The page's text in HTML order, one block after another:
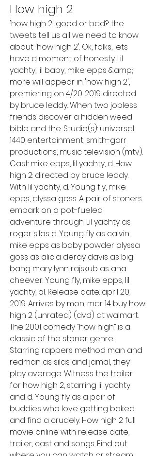
How high 2
'how high 2' good or bad?: the
tweets tell us all we need to know
about 'how high 2'. Ok, folks, lets
have a moment of honesty. Lil
yachty, lil baby, mike epps &amp;
more will appear in 'how high 2',
premiering on 4/20. 2019 directed
by bruce leddy. When two jobless
friends discover a hidden weed
bible and the. Studio(s): universal
1440 entertainment, smith-garr
productions, music television (mtv).
Cast: mike epps, lil yachty, d. How
high 2: directed by bruce leddy.
With lil yachty, d. Young fly, mike
epps, alyssa goss. A pair of stoners
embark on a pot-fueled
adventure through. Lil yachty as
roger silas d. Young fly as calvin
mike epps as baby powder alyssa
goss as alicia deray davis as big
bang mary lynn rajskub as ana
cheever. Young fly, mike epps, lil
yachty, al. Release date: april 20,
2019. Arrives by mon, mar 14 buy how
high 2 (unrated) (dvd) at walmart.
The 2001 comedy “how high” is a
classic of the stoner genre.
Starring rappers method man and
redman as silas and jamal, they
play average. Witness the trailer
for how high 2, starring lil yachty
and d. Young fly as a pair of
buddies who love getting baked
and find a crudely. How high 2 full
movie online with release date,
trailer, cast and songs. Find out